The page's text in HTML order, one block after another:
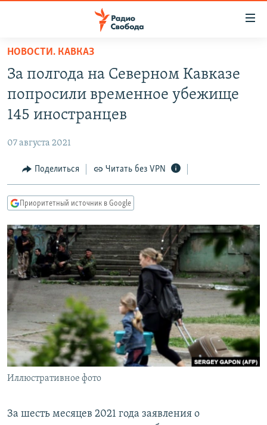
упрощенного
доступа
основному
Вернутся
Вернутся
поиску
АВТОРСКИЕ ПРОЕКТЫ
МНЕНИЯ
КУЛЬТУРА
КАВКАЗ.РЕАЛИИ
СЕВЕР.РЕАЛИИ
СИБИРЬ.РЕАЛИИ
РАСПИСАНИЕ ВЕЩАНИЯ
ПОДПИШИТЕСЬ НА РАССЫЛКУ
СОЦИАЛЬНЫЕ СЕТИ
Все сайты РСЕ/РС
НОВОСТИ. КАВКАЗ
За полгода на Северном Кавказе
попросили временное убежище
145 иностранцев
07 августа 2021
Поделиться Читать без VPN
Приоритетный источник в Google
Иллюстративное фото
За шесть месяцев 2021 года заявления о